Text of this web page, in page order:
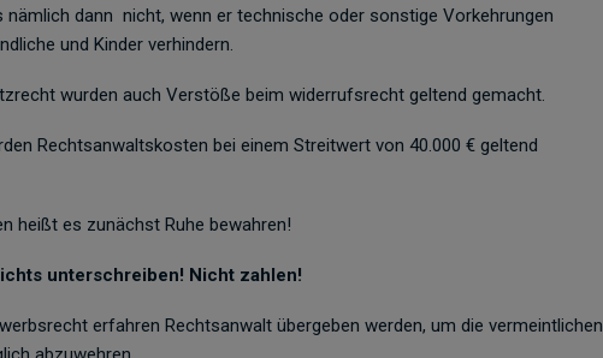
nämlich dann nicht, wenn er technische oder sonstige Vorkehrungen
und Kinder verhindern.
wurden auch Verstöße beim widerrufsrecht geltend gemacht.
Rechtsanwaltskosten bei einem Streitwert von 40.000 € geltend
heißt es zunächst Ruhe bewahren!
unterschreiben! Nicht zahlen!
erfahren Rechtsanwalt übergeben werden, um die vermeintlichen